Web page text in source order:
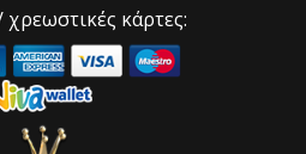
χρεωστικές κάρτες: